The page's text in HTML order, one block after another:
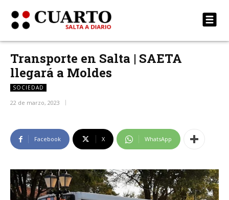
Transporte en Salta | SAETA
llegará a Moldes
SOCIEDAD
22 de marzo, 2023
Facebook X WhatsApp